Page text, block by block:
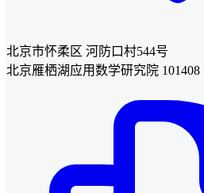
北京市怀柔区 河防口村544号
北京雁栖湖应用数学研究院 101408